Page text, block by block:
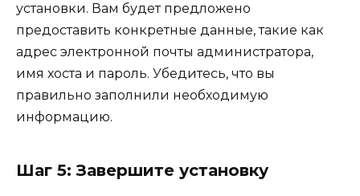
установки. Вам будет предложено
предоставить конкретные данные, такие как
адрес электронной почты администратора,
имя хоста и пароль. Убедитесь, что вы
правильно заполнили необходимую
информацию.
Шаг 5: Завершите установку